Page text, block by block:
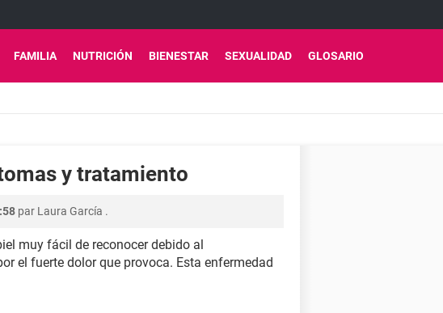
FAMILIA NUTRICIÓN BIENESTAR SEXUALIDAD GLOSARIO
y tratamiento
par Laura García .
muy fácil de reconocer debido al
el fuerte dolor que provoca. Esta enfermedad